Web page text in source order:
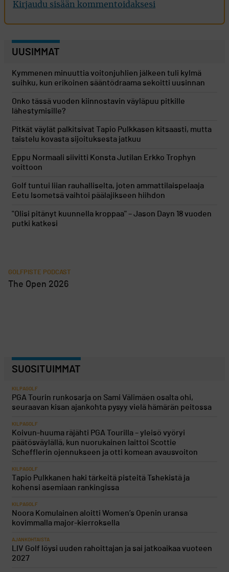
Kirjaudu sisään kommentoidaksesi
UUSIMMAT
Kymmenen minuuttia voitonjuhlien jälkeen tuli kylmä
suihku, kun erikoinen sääntödraama sekoitti uusinnan
Onko tässä vuoden kiinnostavin väyläpuu pitkille
lähestymisille?
Pitkät väylät palkitsivat Tapio Pulkkasen kitsaasti, mutta
taistelu kovasta sijoituksesta jatkuu
Eppu Normaali siivitti Konsta Jutilan Erkko Trophyn
voittoon
Golf tuntui liian rauhalliselta, joten ammattilaispelaaja
Eetu Isometsä vaihtoi päälajikseen hiihdon
"Olisi pitänyt kuunnella kroppaa" – Jason Dayn 18 vuoden
putki katkesi
GOLFPISTE PODCAST
The Open 2026
SUOSITUIMMAT
KILPAGOLF
PGA Tourin runkosarja on Sami Välimäen osalta ohi,
seuraavan kisan ajankohta pysyy vielä hämärän peitossa
KILPAGOLF
Koivun-huuma räjähti PGA Tourilla – yleisö vyöryi
päätösväylällä, kun nuorukainen laittoi Scottie
Schefflerin ojennukseen ja otti komean avausvoiton
KILPAGOLF
Tapio Pulkkanen haki tärkeitä pisteitä Tshekistä ja
kohensi asemiaan rankingissa
KILPAGOLF
Noora Komulainen aloitti Women’s Openin uransa
kovimmalla major-kierroksella
AJANKOHTAISTA
LIV Golf löysi uuden rahoittajan ja sai jatkoaikaa vuoteen
2027